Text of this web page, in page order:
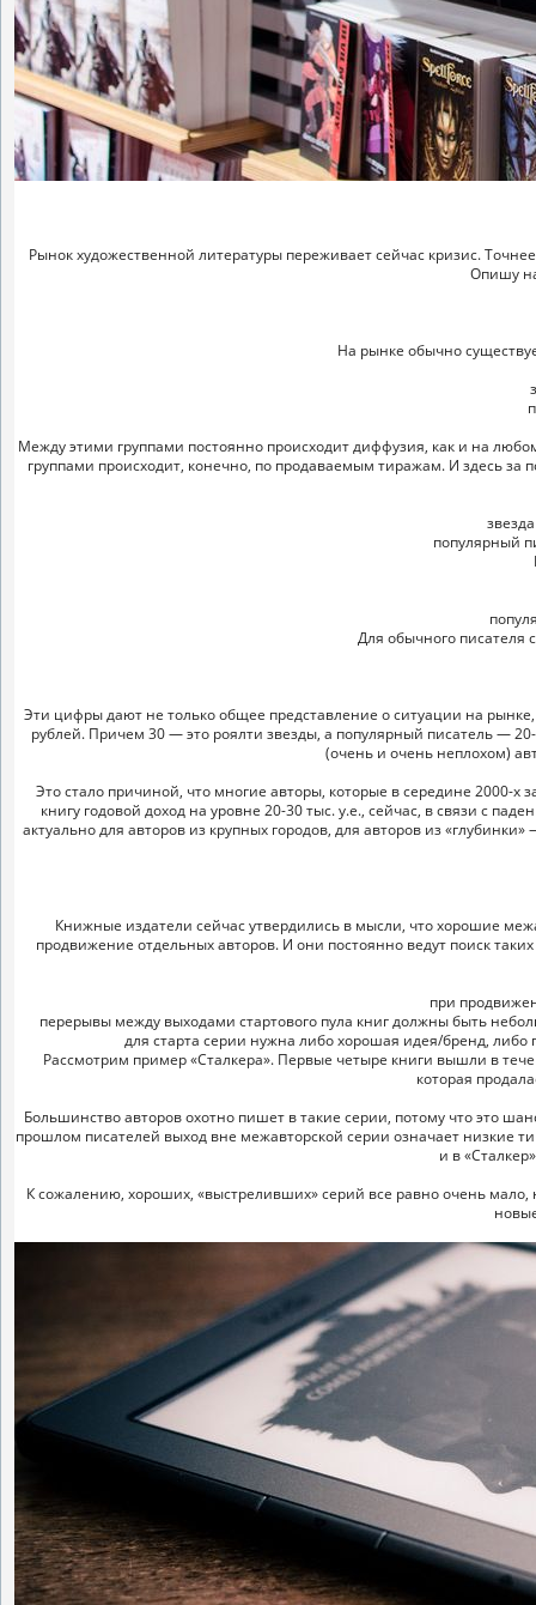
Рынок художественной литературы переживает сейчас кризис.
Опишу
На рынке обычно
Между этими группами постоянно происходит диффузия, как и на
группами происходит, конечно, по продаваемым тиражам. И здесь
популярный
Для обычного писателя
Эти цифры дают не только общее представление о ситуации на
рублей. Причем 30 — это роялти звезды, а популярный писатель —
(очень и очень неплохом)
Это стало причиной, что многие авторы, которые в середине 2000-х
книгу годовой доход на уровне 20-30 тыс. у.е., сейчас, в связи с
актуально для авторов из крупных городов, для авторов из
Книжные издатели сейчас утвердились в мысли, что хорошие
продвижение отдельных авторов. И они постоянно ведут поиск
при
перерывы между выходами стартового пула книг должны быть
для старта серии нужна либо хорошая идея/бренд,
Рассмотрим пример «Сталкера». Первые четыре книги вышли в
которая
Большинство авторов охотно пишет в такие серии, потому что это
прошлом писателей выход вне межавторской серии означает низкие
и в
К сожалению, хороших, «выстреливших» серий все равно очень